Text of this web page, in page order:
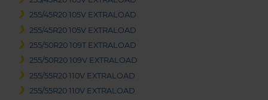
255/45R20 105V EXTRALOAD
255/45R20 105V EXTRALOAD
255/50R20 109T EXTRALOAD
255/50R20 109V EXTRALOAD
255/55R20 110V EXTRALOAD
255/55R20 110V EXTRALOAD